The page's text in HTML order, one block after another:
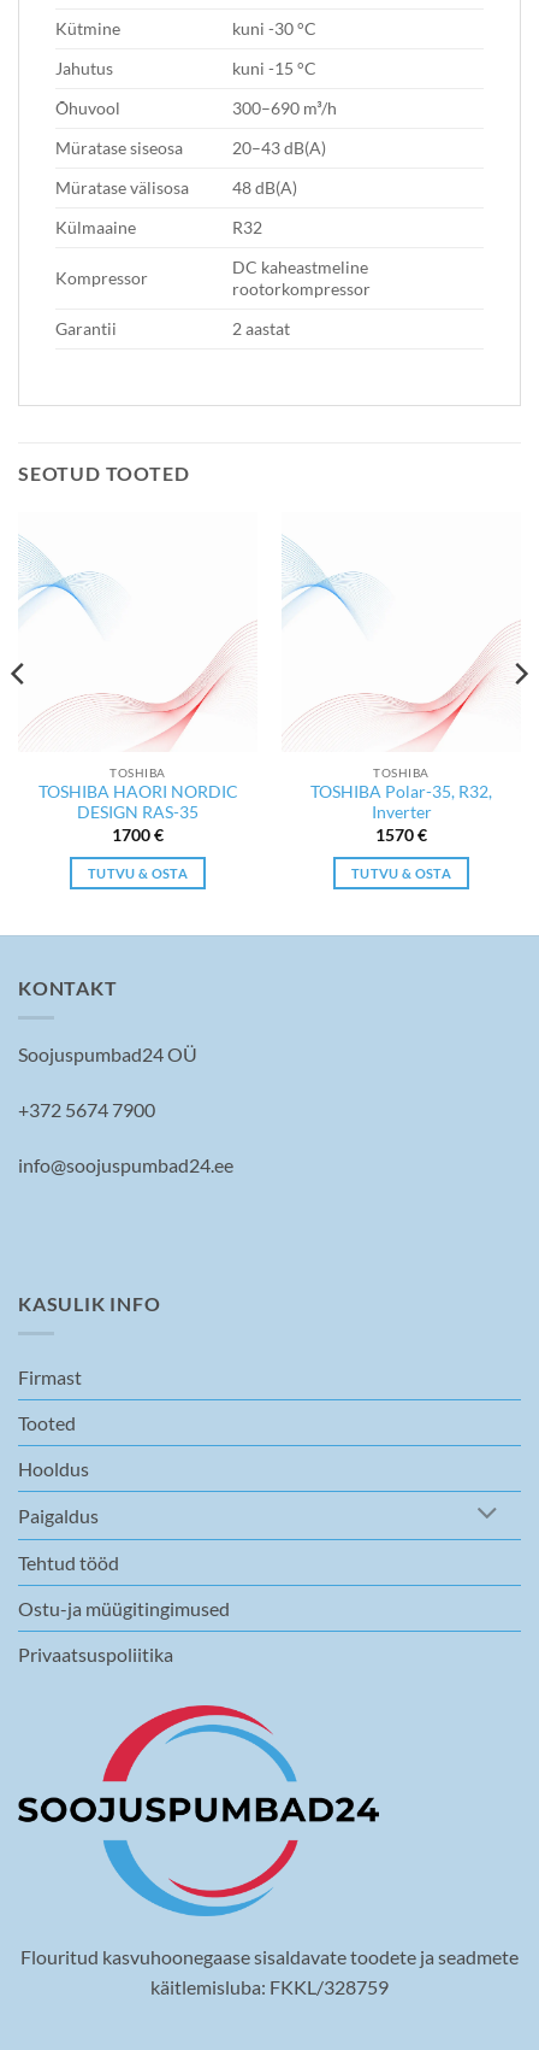
Kütmine
kuni -30 °C
Jahutus
kuni -15 °C
Õhuvool
300–690 m³/h
Müratase siseosa
20–43 dB(A)
Müratase välisosa
48 dB(A)
Külmaaine
R32
Kompressor
DC kaheastmeline
rootorkompressor
Garantii
2 aastat
SEOTUD TOOTED
TOSHIBA
TOSHIBA HAORI NORDIC
DESIGN RAS-35
1700€
TUTVU & OSTA
TOSHIBA
TOSHIBA Polar-35, R32,
Inverter
1570€
TUTVU & OSTA
KONTAKT
Soojuspumbad24 OÜ
+372 5674 7900
info@soojuspumbad24.ee
KASULIK INFO
Firmast
Tooted
Hooldus
Paigaldus
Tehtud tööd
Ostu-ja müügitingimused
Privaatsuspoliitika
Flouritud kasvuhoonegaase sisaldavate toodete ja seadmete
käitlemisluba: FKKL/328759